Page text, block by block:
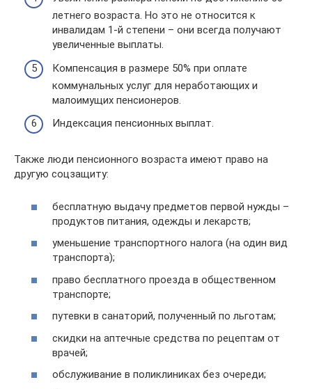
летнего возраста. Но это не относится к
инвалидам 1-й степени – они всегда получают
увеличенные выплаты.
Компенсация в размере 50% при оплате
коммунальных услуг для неработающих и
малоимущих пенсионеров.
Индексация пенсионных выплат.
Также люди пенсионного возраста имеют право на
другую соцзащиту:
бесплатную выдачу предметов первой нужды –
продуктов питания, одежды и лекарств;
уменьшение транспортного налога (на один вид
транспорта);
право бесплатного проезда в общественном
транспорте;
путевки в санаторий, полученный по льготам;
скидки на аптечные средства по рецептам от
врачей;
обслуживание в поликлиниках без очереди;